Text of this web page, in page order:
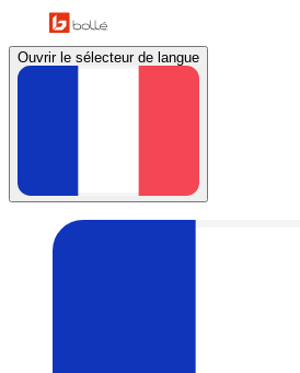
Ouvrir le sélecteur de langue